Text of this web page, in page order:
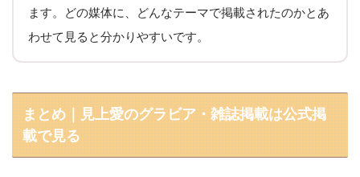
ます。どの媒体に、どんなテーマで掲載されたのかとあ
わせて見ると分かりやすいです。
まとめ｜見上愛のグラビア・雑誌掲載は公式掲
載で見る